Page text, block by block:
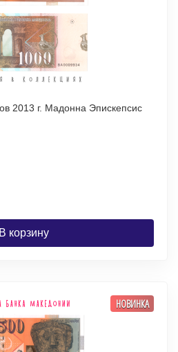
2013 г. Мадонна Эпискепсис
В корзину
НОВИНКА